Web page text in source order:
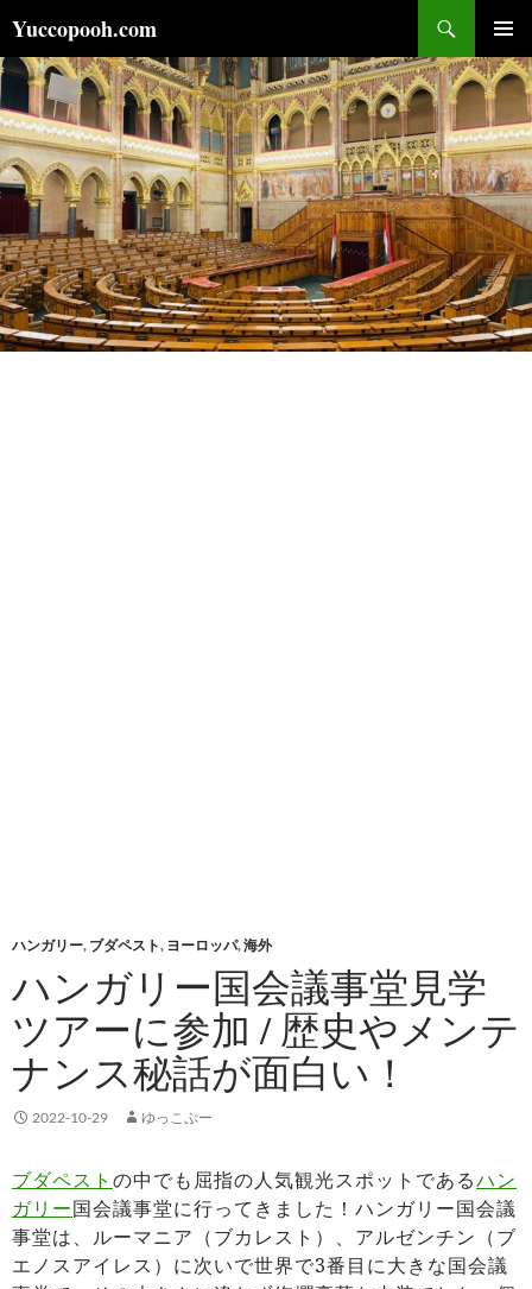
ン
テ
ン
ツ
へ
ス
ッ
プ
Yuccopooh.com
索
メインメ
ニュー
ハンガリー, ブダペスト, ヨーロッパ,海外
ハンガリー国会議事堂見学
ツアーに参加 / 歴史やメンテ
ナンス秘話が面白い！
2022-10-29 ゆっこぷー
ブダペスト の中でも屈指の人気観光スポットであるハン
ガリー国会議事堂に行ってきました！ハンガリー国会議
事堂は、ルーマニア（ブカレスト）、アルゼンチン（ブ
エノスアイレス）に次いで世界で3番目に大きな国会議